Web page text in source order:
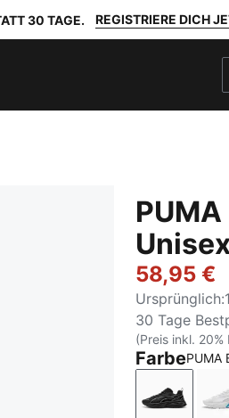
30 TAGE. REGISTRIERE DICH
58,95 €
Ursprünglich:
30 Tage
(Preis inkl.
FarbePUMA
PUMA